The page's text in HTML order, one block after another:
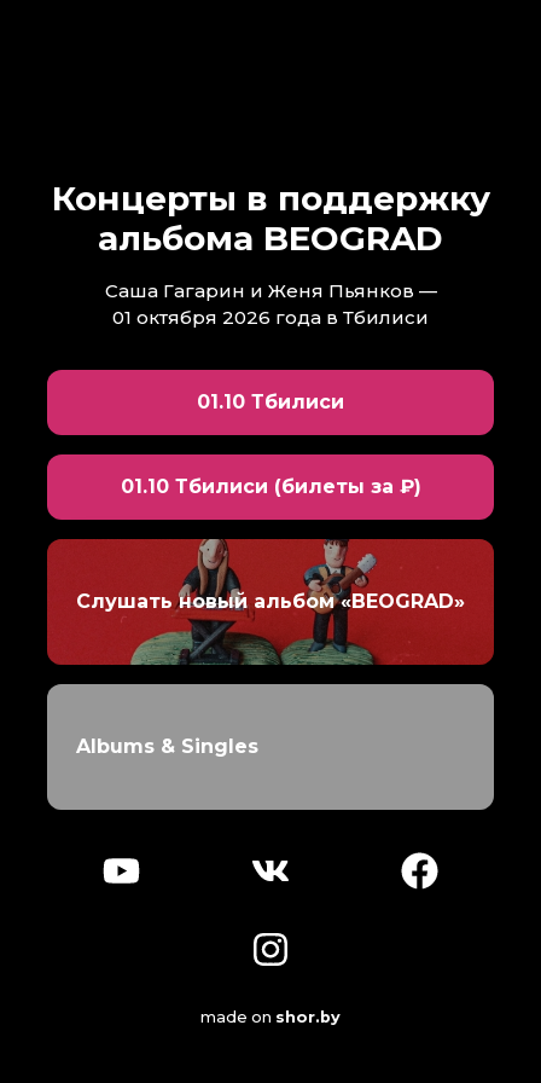
Концерты в поддержку
альбома BEOGRAD
Саша Гагарин и Женя Пьянков —
01 октября 2026 года в Тбилиси
01.10 Тбилиси
01.10 Тбилиси (билеты за ₽)
Слушать новый альбом «BEOGRAD»
Albums & Singles
made on shor